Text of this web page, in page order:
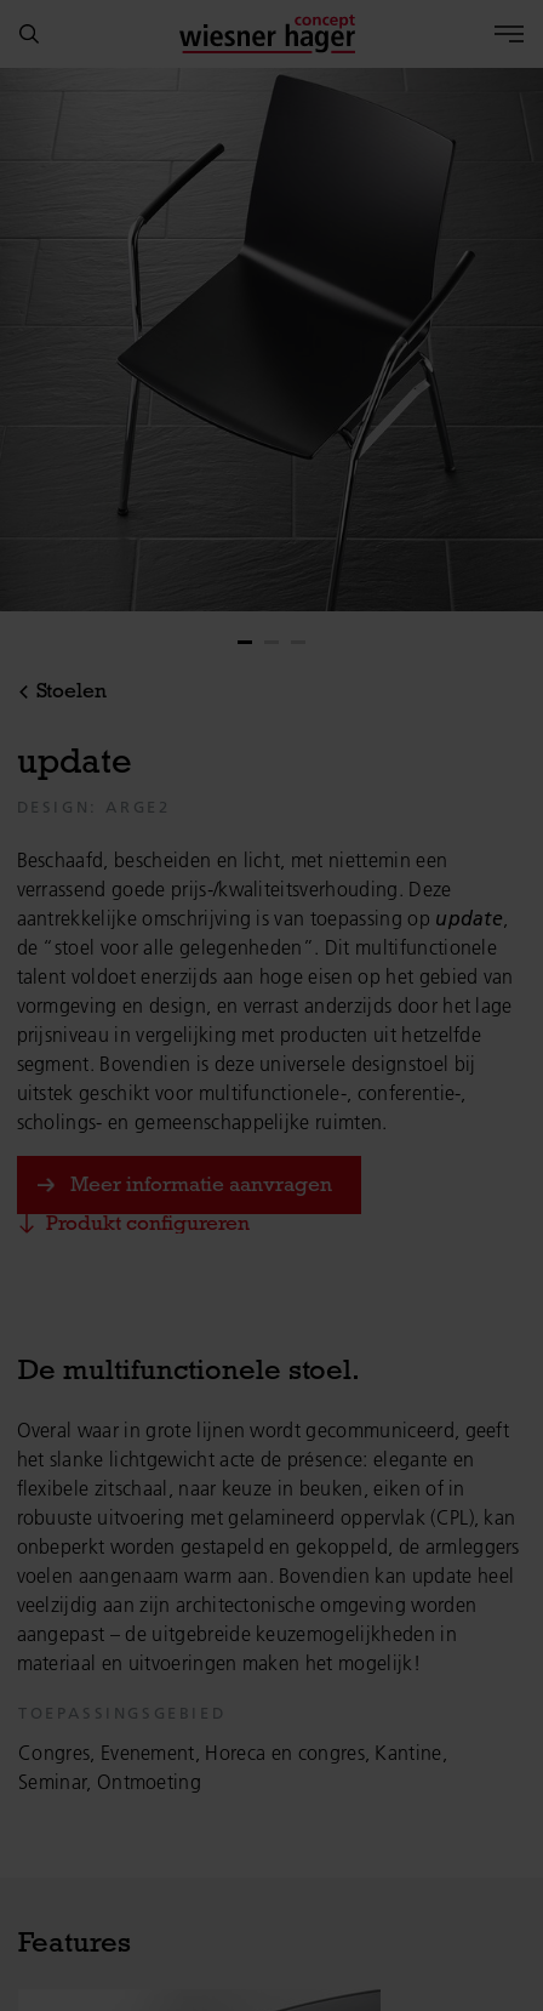
Stoelen
update
DESIGN: ARGE2
Beschaafd, bescheiden en licht, met niettemin een
verrassend goede prijs-/kwaliteitsverhouding. Deze
aantrekkelijke omschrijving is van toepassing op update,
de “stoel voor alle gelegenheden”. Dit multifunctionele
talent voldoet enerzijds aan hoge eisen op het gebied van
vormgeving en design, en verrast anderzijds door het lage
prijsniveau in vergelijking met producten uit hetzelfde
segment. Bovendien is deze universele designstoel bij
uitstek geschikt voor multifunctionele-, conferentie-,
scholings- en gemeenschappelijke ruimten.
Meer informatie aanvragen
Produkt configureren
De multifunctionele stoel.
Overal waar in grote lijnen wordt gecommuniceerd, geeft
het slanke lichtgewicht acte de présence: elegante en
flexibele zitschaal, naar keuze in beuken, eiken of in
robuuste uitvoering met gelamineerd oppervlak (CPL), kan
onbeperkt worden gestapeld en gekoppeld, de armleggers
voelen aangenaam warm aan. Bovendien kan update heel
veelzijdig aan zijn architectonische omgeving worden
aangepast – de uitgebreide keuzemogelijkheden in
materiaal en uitvoeringen maken het mogelijk!
TOEPASSINGSGEBIED
Congres, Evenement, Horeca en congres, Kantine,
Seminar, Ontmoeting
Features